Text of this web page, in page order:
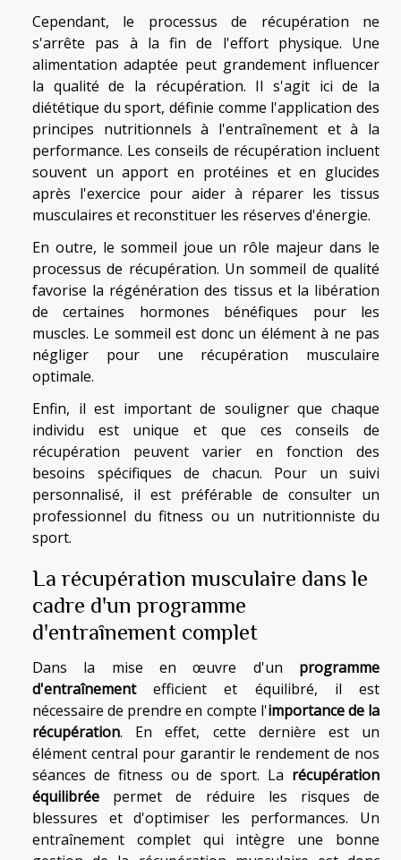
Cependant, le processus de récupération ne
s'arrête pas à la fin de l'effort physique. Une
alimentation adaptée peut grandement influencer
la qualité de la récupération. Il s'agit ici de la
diététique du sport, définie comme l'application des
principes nutritionnels à l'entraînement et à la
performance. Les conseils de récupération incluent
souvent un apport en protéines et en glucides
après l'exercice pour aider à réparer les tissus
musculaires et reconstituer les réserves d'énergie.
En outre, le sommeil joue un rôle majeur dans le
processus de récupération. Un sommeil de qualité
favorise la régénération des tissus et la libération
de certaines hormones bénéfiques pour les
muscles. Le sommeil est donc un élément à ne pas
négliger pour une récupération musculaire
optimale.
Enfin, il est important de souligner que chaque
individu est unique et que ces conseils de
récupération peuvent varier en fonction des
besoins spécifiques de chacun. Pour un suivi
personnalisé, il est préférable de consulter un
professionnel du fitness ou un nutritionniste du
sport.
La récupération musculaire dans le
cadre d'un programme
d'entraînement complet
Dans la mise en œuvre d'un programme
d'entraînementefficient et équilibré, il est
nécessaire de prendre en compte l'importance de la
récupération. En effet, cette dernière est un
élément central pour garantir le rendement de nos
séances de fitness ou de sport. La récupération
équilibrée permet de réduire les risques de
blessures et d'optimiser les performances. Un
entraînement complet qui intègre une bonne